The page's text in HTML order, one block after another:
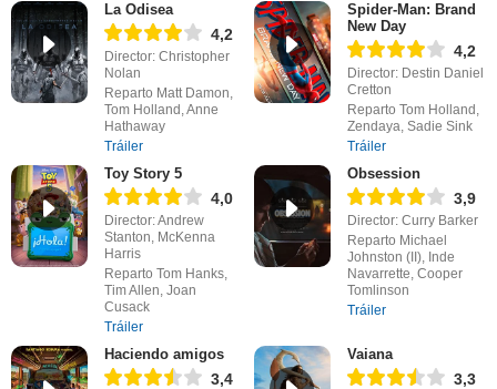
La Odisea
4,2
Director: Christopher
Nolan
Reparto Matt Damon,
Tom Holland, Anne
Hathaway
Tráiler
Spider-Man: Brand
New Day
4,2
Director: Destin Daniel
Cretton
Reparto Tom Holland,
Zendaya, Sadie Sink
Tráiler
Toy Story 5
4,0
Director: Andrew
Stanton, McKenna
Harris
Reparto Tom Hanks,
Tim Allen, Joan
Cusack
Tráiler
Obsession
3,9
Director: Curry Barker
Reparto Michael
Johnston (II), Inde
Navarrette, Cooper
Tomlinson
Tráiler
Haciendo amigos
3,4
Vaiana
3,3